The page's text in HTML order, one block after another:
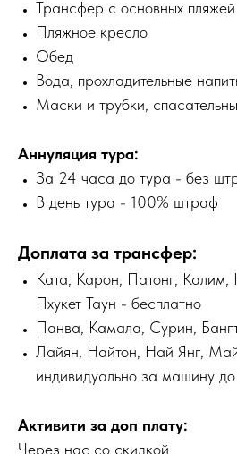
Трансфер с основных пляжей
Пляжное кресло
Обед
Вода, прохладительные
Маски и трубки,
Аннуляция тура:
За 24 часа до тура - без
В день тура - 100% штраф
Доплата за трансфер:
Ката, Карон, Патонг, Калим,
Пхукет Таун - бесплатно
Панва, Камала, Сурин,
Лайян, Найтон, Най Янг,
индивидуально за машину до
Активити за доп плату:
Через нас со скидкой